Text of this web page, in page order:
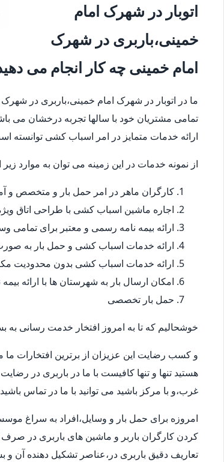
اتوبار در شهرک امام
خمینی،باربری در شهرک
امام خمینی چه کار انجام می
ما در اتوبار در شهرک امام خمینی،باربری در
تمامی مشتریان خود با سالها تجربه درخشان می
ارائه خدمات متمایز در امر اسباب کشی توانسته
از نمونه خدمات در این زمینه می توان به موارد زیر
کارگران ماهر در امر حمل بار و متخصص و
اجاره ماشین اسباب کشی با طراحی اتاق
ارائه بیمه نامه رسمی و معتبر برای
ارائه خدمات اسباب کشی و حمل بار به
ارائه خدمات اسباب کشی بدون محدودیت
امکان ارسال بار به شهرستان ها با ارائه
حمل بار تخصصی
خوشحالیم که تا به امروز افتخار خدمت رسانی به
و کسب رضایت این عزیزان از برترین افتخارات
هستید تنها و تنها کافیست با ما در باربری در
غرب،و با مرکز باشید می توانید با ما در تماس
امروزه برای حمل بار و وسایل،افراد به سراغ
کردن کارگران باربر و ماشین های باربری در صرف
تعاریف دقیق باربری در،عناصر تشکیل دهنده آن و